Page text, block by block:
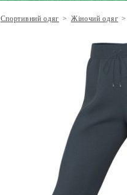
Спортивний одяг > Жіночий одяг >